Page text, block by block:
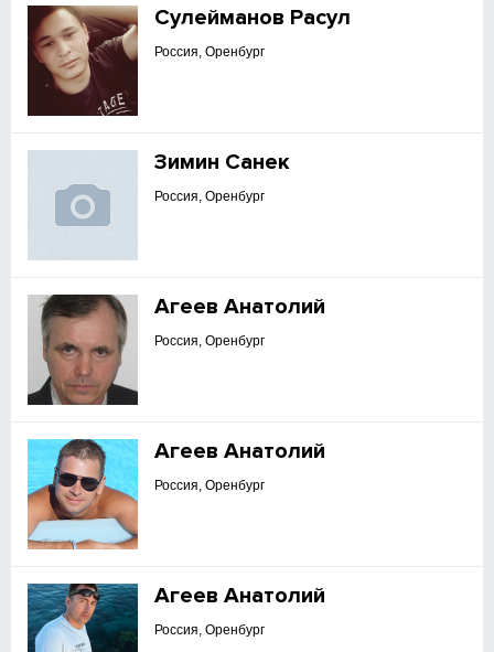
Сулейманов Расул
Россия, Оренбург
Зимин Санек
Россия, Оренбург
Агеев Анатолий
Россия, Оренбург
Агеев Анатолий
Россия, Оренбург
Агеев Анатолий
Россия, Оренбург